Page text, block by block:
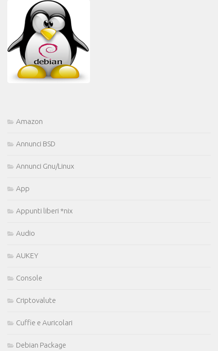
Amazon
Annunci BSD
Annunci Gnu/Linux
App
Appunti liberi *nix
Audio
AUKEY
Console
Criptovalute
Cuffie e Auricolari
Debian Package